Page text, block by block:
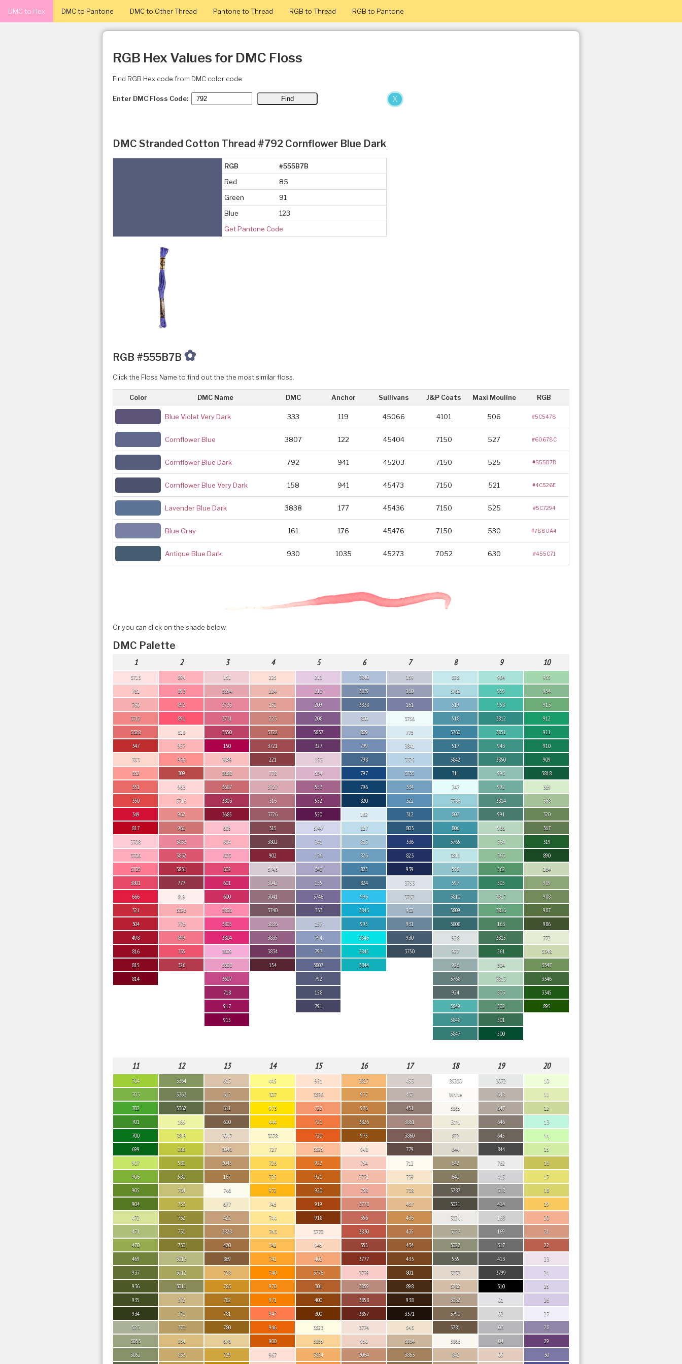
X
DMC to Hex DMC to Pantone DMC to Other Thread Pantone to Thread RGB to Thread RGB to Pantone
RGB Hex Values for DMC Floss
Find RGB Hex code from DMC color code.
Enter DMC Floss Code:
DMC Stranded Cotton Thread #792 Cornflower Blue Dark
RGB
#555B7B
Red
85
Green
91
Blue
123
Get Pantone Code
RGB #555B7B ✿
Click the Floss Name to find out the the most similar floss.
Color DMC Name DMC Anchor Sullivans J&P Coats Maxi Mouline RGB
Blue Violet Very Dark 333 119 45066 4101 506 #5C5478
Cornflower Blue 3807 122 45404 7150 527 #60678C
Cornflower Blue Dark 792 941 45203 7150 525 #555B7B
Cornflower Blue Very Dark 158 941 45473 7150 521 #4C526E
Lavender Blue Dark 3838 177 45436 7150 525 #5C7294
Blue Gray 161 176 45476 7150 530 #7880A4
Antique Blue Dark 930 1035 45273 7052 630 #455C71
Or you can click on the shade below.
DMC Palette
1 2 3 4 5 6 7 8 9 10
3713
761
760
3712
3328
347
353
352
351
350
349
817
3708
3706
3705
3801
666
321
304
498
816
815
814
894
893
892
891
818
957
956
309
963
3716
962
961
3833
3832
3831
777
819
3326
776
899
335
326
151
3354
3733
3731
3350
150
3689
3688
3687
3803
3685
605
604
603
602
601
600
3806
3805
3804
3609
3608
3607
718
917
915
225
224
152
223
3722
3721
221
778
3727
316
3726
315
3802
902
3743
3042
3041
3740
3836
3835
3834
154
211
210
209
208
3837
327
153
554
553
552
550
3747
341
156
340
155
3746
333
157
794
793
3807
792
158
791
3840
3839
3838
800
809
799
798
797
796
820
162
827
813
826
825
824
996
3843
995
3846
3845
3844
159
160
161
3756
775
3841
3325
3755
334
322
312
803
336
823
939
3753
3752
932
931
930
3750
828
3761
519
518
3760
517
3842
311
747
3766
807
806
3765
3811
598
597
3810
3809
3808
928
927
926
3768
924
3849
3848
3847
964
959
958
3812
3851
943
3850
993
992
3814
991
966
564
563
562
505
3817
3816
163
3815
561
504
3813
503
502
501
500
955
954
913
912
911
910
909
3818
369
368
320
367
319
890
164
989
988
987
986
772
3348
3347
3346
3345
895
11 12 13 14 15 16 17 18 19 20
704
703
702
701
700
699
907
906
905
904
472
471
470
469
937
936
935
934
523
3053
3052
3364
3363
3362
165
3819
166
581
580
734
733
732
731
730
3013
3012
3011
372
371
370
834
833
613
612
611
610
3047
3046
3045
167
746
677
422
3828
420
869
728
783
782
781
780
676
729
445
307
973
444
3078
727
726
725
972
745
744
743
742
741
740
970
971
947
946
900
967
951
3856
722
721
720
3825
922
921
920
919
918
3770
945
402
3776
301
400
300
3823
3855
3854
3827
977
976
3826
975
948
754
3771
758
3778
356
3830
355
3777
3779
3859
3858
3857
3774
950
3064
453
452
451
3861
3860
779
712
739
738
437
436
435
434
433
801
898
938
3371
543
3864
3863
B5200
White
3865
Ecru
822
644
642
640
3787
3021
3024
3023
3022
535
3033
3782
3032
3790
3781
3866
842
3072
648
647
646
645
844
762
415
318
414
168
169
317
413
3799
310
01
02
03
04
05
10
11
12
13
14
15
16
17
18
19
20
21
22
23
24
25
26
27
28
29
30